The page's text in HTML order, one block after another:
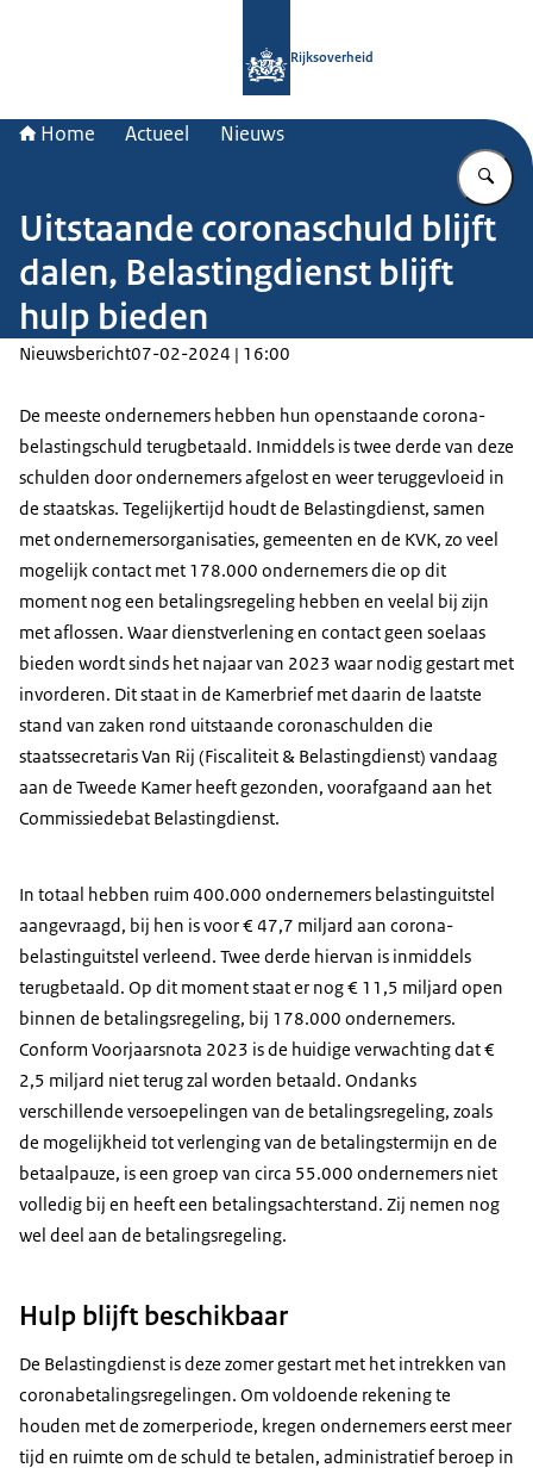
Rijksoverheid
Home Actueel Nieuws
Uitstaande coronaschuld blijft
dalen, Belastingdienst blijft
hulp bieden
Nieuwsbericht07-02-2024 | 16:00
De meeste ondernemers hebben hun openstaande corona-
belastingschuld terugbetaald. Inmiddels is twee derde van deze
schulden door ondernemers afgelost en weer teruggevloeid in
de staatskas. Tegelijkertijd houdt de Belastingdienst, samen
met ondernemersorganisaties, gemeenten en de KVK, zo veel
mogelijk contact met 178.000 ondernemers die op dit
moment nog een betalingsregeling hebben en veelal bij zijn
met aflossen. Waar dienstverlening en contact geen soelaas
bieden wordt sinds het najaar van 2023 waar nodig gestart met
invorderen. Dit staat in de Kamerbrief met daarin de laatste
stand van zaken rond uitstaande coronaschulden die
staatssecretaris Van Rij (Fiscaliteit & Belastingdienst) vandaag
aan de Tweede Kamer heeft gezonden, voorafgaand aan het
Commissiedebat Belastingdienst.
In totaal hebben ruim 400.000 ondernemers belastinguitstel
aangevraagd, bij hen is voor € 47,7 miljard aan corona-
belastinguitstel verleend. Twee derde hiervan is inmiddels
terugbetaald. Op dit moment staat er nog € 11,5 miljard open
binnen de betalingsregeling, bij 178.000 ondernemers.
Conform Voorjaarsnota 2023 is de huidige verwachting dat €
2,5 miljard niet terug zal worden betaald. Ondanks
verschillende versoepelingen van de betalingsregeling, zoals
de mogelijkheid tot verlenging van de betalingstermijn en de
betaalpauze, is een groep van circa 55.000 ondernemers niet
volledig bij en heeft een betalingsachterstand. Zij nemen nog
wel deel aan de betalingsregeling.
Hulp blijft beschikbaar
De Belastingdienst is deze zomer gestart met het intrekken van
coronabetalingsregelingen. Om voldoende rekening te
houden met de zomerperiode, kregen ondernemers eerst meer
tijd en ruimte om de schuld te betalen, administratief beroep in